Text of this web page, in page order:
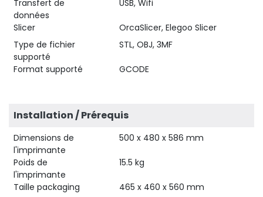
Transfert de
données
USB, Wifi
Slicer
OrcaSlicer, Elegoo Slicer
Type de fichier
supporté
STL, OBJ, 3MF
Format supporté GCODE
Installation / Prérequis
Dimensions de
l'imprimante
500 x 480 x 586 mm
Poids de
l'imprimante
15.5 kg
Taille packaging
465 x 460 x 560 mm